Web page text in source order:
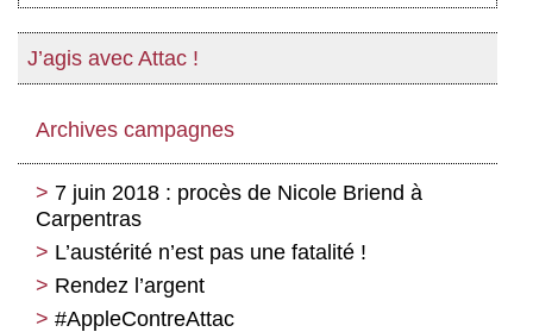
J’agis avec Attac !
Archives campagnes
7 juin 2018 : procès de Nicole Briend à
Carpentras
L’austérité n’est pas une fatalité !
Rendez l’argent
#AppleContreAttac